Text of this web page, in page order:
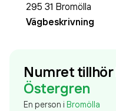
295 31 Bromölla
Vägbeskrivning
Numret tillhör
Östergren
En person i Bromölla